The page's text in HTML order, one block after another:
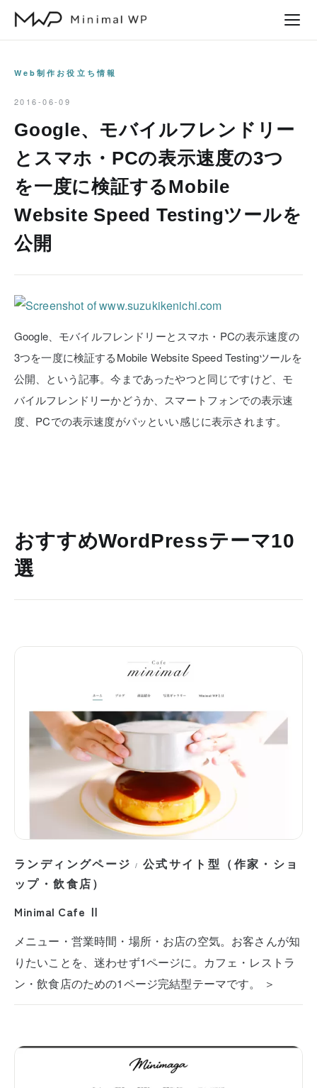
Web制作お役立ち情報
2016-06-09
Google、モバイルフレンドリー
とスマホ・PCの表示速度の3つ
を一度に検証するMobile
Website Speed Testingツールを
公開
Google、モバイルフレンドリーとスマホ・PCの表示速度の
3つを一度に検証するMobile Website Speed Testingツールを
公開、という記事。今まであったやつと同じですけど、モ
バイルフレンドリーかどうか、スマートフォンでの表示速
度、PCでの表示速度がパッといい感じに表示されます。
おすすめWordPressテーマ10
選
ランディングページ / 公式サイト型（作家・ショ
ップ・飲食店）
Minimal Cafe Ⅱ
メニュー・営業時間・場所・お店の空気。お客さんが知
りたいことを、迷わせず1ページに。カフェ・レストラ
ン・飲食店のための1ページ完結型テーマです。 ＞